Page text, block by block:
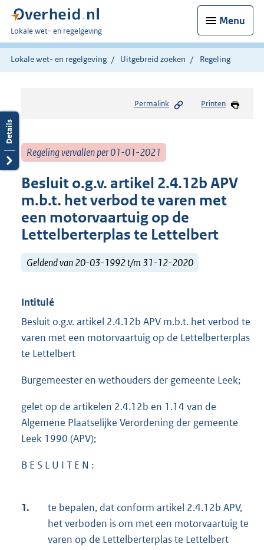
Menu
U
bent
hier:
Lokale wet- en regelgeving
Lokale wet- en regelgeving Uitgebreid zoeken Regeling
Permalink Printen
Regeling vervallen per 01-01-2021
Besluit o.g.v. artikel 2.4.12b APV
m.b.t. het verbod te varen met
een motorvaartuig op de
Lettelberterplas te Lettelbert
Geldend van 20-03-1992 t/m 31-12-2020
Intitulé
Besluit o.g.v. artikel 2.4.12b APV m.b.t. het verbod te
varen met een motorvaartuig op de Lettelberterplas
te Lettelbert
Burgemeester en wethouders der gemeente Leek;
gelet op de artikelen 2.4.12b en 1.14 van de
Algemene Plaatselijke Verordening der gemeente
Leek 1990 (APV);
B E S L U I T E N :
1.
te bepalen, dat conform artikel 2.4.12b APV,
het verboden is om met een motorvaartuig te
varen op de Lettelberterplas te Lettelbert